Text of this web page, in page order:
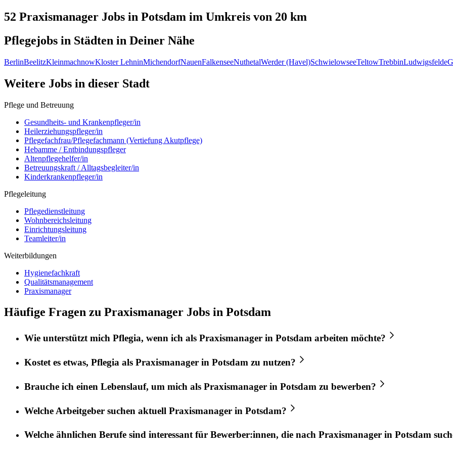
52 Praxismanager Jobs in Potsdam im Umkreis von 20 km
Pflegejobs in Städten in Deiner Nähe
BerlinBeelitzKleinmachnowKloster LehninMichendorfNauenFalkenseeNuthetalWerder (Havel)SchwielowseeTeltowTrebbinLudwigsfelde
Weitere Jobs in dieser Stadt
Pflege und Betreuung
Gesundheits- und Krankenpfleger/in
Heilerziehungspfleger/in
Pflegefachfrau/Pflegefachmann (Vertiefung Akutpflege)
Hebamme / Entbindungspfleger
Altenpflegehelfer/in
Betreuungskraft / Alltagsbegleiter/in
Kinderkrankenpfleger/in
Pflegeleitung
Pflegedienstleitung
Wohnbereichsleitung
Einrichtungsleitung
Teamleiter/in
Weiterbildungen
Hygienefachkraft
Qualitätsmanagement
Praxismanager
Häufige Fragen zu Praxismanager Jobs in Potsdam
Wie unterstützt mich Pflegia, wenn ich als Praxismanager in Potsdam arbeiten möchte?
Kostet es etwas, Pflegia als Praxismanager in Potsdam zu nutzen?
Brauche ich einen Lebenslauf, um mich als Praxismanager in Potsdam zu bewerben?
Welche Arbeitgeber suchen aktuell Praxismanager in Potsdam?
Welche ähnlichen Berufe sind interessant für Bewerber:innen, die nach Praxismanager in Potsdam